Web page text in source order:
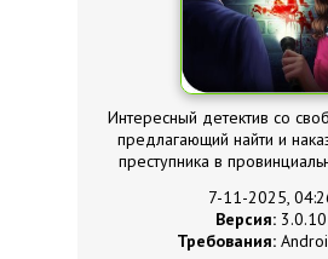
Интересный детектив со
предлагающий найти и
преступника в
7-11-2025,
Версия: 3.0.10
Требования: